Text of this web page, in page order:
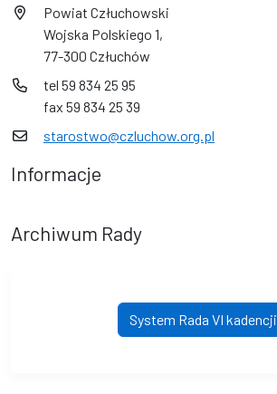
Powiat Człuchowski
Wojska Polskiego 1,
77-300 Człuchów
tel 59 834 25 95
fax 59 834 25 39
starostwo@czluchow.org.pl
Informacje
Archiwum Rady
System Rada VI kadencji